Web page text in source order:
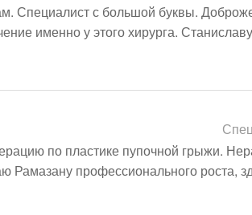
Специалист с большой буквы.
именно у этого хирурга.
по пластике пупочной грыжи.
Рамазану профессионального роста,